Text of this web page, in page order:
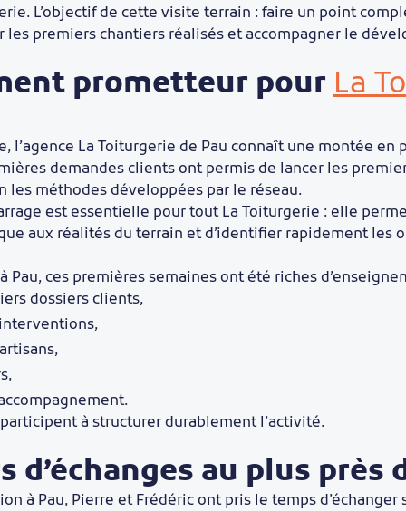
L’objectif de cette visite terrain : faire un point
les premiers chantiers réalisés et accompagner le
prometteur pour La
l’agence La Toiturgerie de Pau connaît une montée en
demandes clients ont permis de lancer les
les méthodes développées par le réseau.
est essentielle pour tout La Toiturgerie : elle
aux réalités du terrain et d’identifier rapidement les
Pau, ces premières semaines ont été riches
dossiers clients,
à structurer durablement l’activité.
d’échanges au plus près
à Pau, Pierre et Frédéric ont pris le temps d’échanger